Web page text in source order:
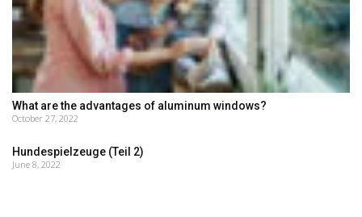
What are the advantages of aluminum windows?
October 27, 2022
Hundespielzeuge (Teil 2)
June 8, 2022